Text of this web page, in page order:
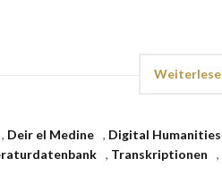
, Deir el Medine , Digital Humanities
, Transkriptionen
,